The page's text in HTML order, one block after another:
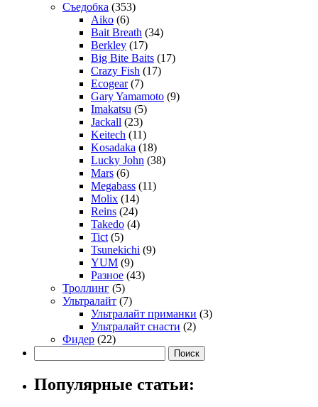
Съедобка (353)
Aiko (6)
Bait Breath (34)
Berkley (17)
Big Bite Baits (17)
Crazy Fish (17)
Ecogear(7)
Gary Yamamoto (9)
Imakatsu (5)
Jackall (23)
Keitech (11)
Kosadaka (18)
Lucky John (38)
Mars (6)
Megabass (11)
Molix (14)
Reins (24)
Takedo (4)
Tict (5)
Tsunekichi (9)
YUM (9)
Разное (43)
Троллинг (5)
Ультралайт (7)
Ультралайт приманки (3)
Ультралайт снасти (2)
Фидер (22)
Популярные статьи: